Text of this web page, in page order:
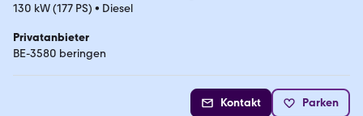
130 kW (177 PS) • Diesel
Privatanbieter
BE-3580 beringen
Kontakt Parken